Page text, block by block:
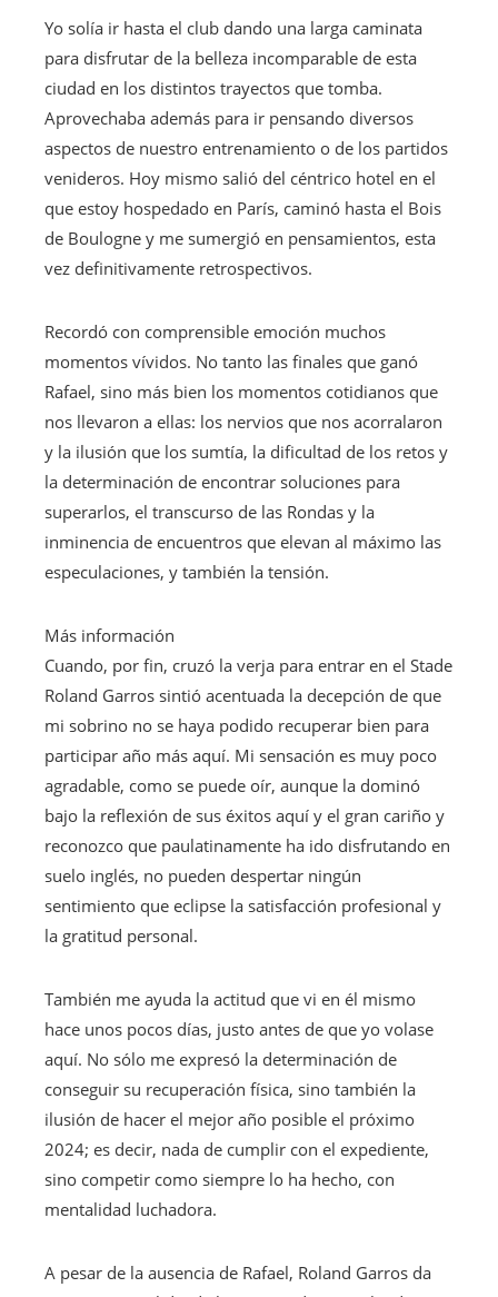
Yo solía ir hasta el club dando una larga caminata
para disfrutar de la belleza incomparable de esta
ciudad en los distintos trayectos que tomba.
Aprovechaba además para ir pensando diversos
aspectos de nuestro entrenamiento o de los partidos
venideros. Hoy mismo salió del céntrico hotel en el
que estoy hospedado en París, caminó hasta el Bois
de Boulogne y me sumergió en pensamientos, esta
vez definitivamente retrospectivos.
Recordó con comprensible emoción muchos
momentos vívidos. No tanto las finales que ganó
Rafael, sino más bien los momentos cotidianos que
nos llevaron a ellas: los nervios que nos acorralaron
y la ilusión que los sumtía, la dificultad de los retos y
la determinación de encontrar soluciones para
superarlos, el transcurso de las Rondas y la
inminencia de encuentros que elevan al máximo las
especulaciones, y también la tensión.
Más información
Cuando, por fin, cruzó la verja para entrar en el Stade
Roland Garros sintió acentuada la decepción de que
mi sobrino no se haya podido recuperar bien para
participar año más aquí. Mi sensación es muy poco
agradable, como se puede oír, aunque la dominó
bajo la reflexión de sus éxitos aquí y el gran cariño y
reconozco que paulatinamente ha ido disfrutando en
suelo inglés, no pueden despertar ningún
sentimiento que eclipse la satisfacción profesional y
la gratitud personal.
También me ayuda la actitud que vi en él mismo
hace unos pocos días, justo antes de que yo volase
aquí. No sólo me expresó la determinación de
conseguir su recuperación física, sino también la
ilusión de hacer el mejor año posible el próximo
2024; es decir, nada de cumplir con el expediente,
sino competir como siempre lo ha hecho, con
mentalidad luchadora.
A pesar de la ausencia de Rafael, Roland Garros da